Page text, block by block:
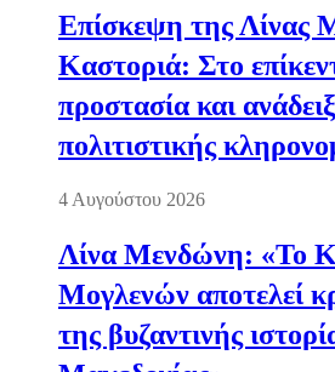
Επίσκεψη της Λίνας
Καστοριά: Στο
προστασία και
πολιτιστικής
4 Αυγούστου 2026
Λίνα Μενδώνη: «Το
Μογλενών αποτελεί
της βυζαντινής